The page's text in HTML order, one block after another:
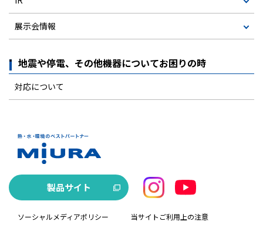
展示会情報
地震や停電、その他機器についてお困りの時
対応について
製品サイト
ソーシャルメディアポリシー 当サイトご利用上の注意